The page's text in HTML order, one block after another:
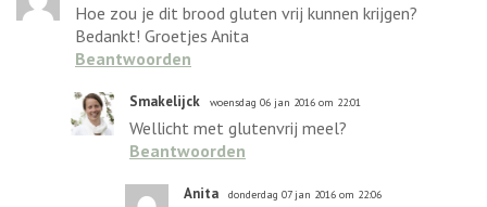
Hoe zou je dit brood gluten vrij kunnen krijgen?
Bedankt! Groetjes Anita
Beantwoorden
Smakelijck woensdag 06 jan 2016 om 22:01
Wellicht met glutenvrij meel?
Beantwoorden
Anita donderdag 07 jan 2016 om 22:06